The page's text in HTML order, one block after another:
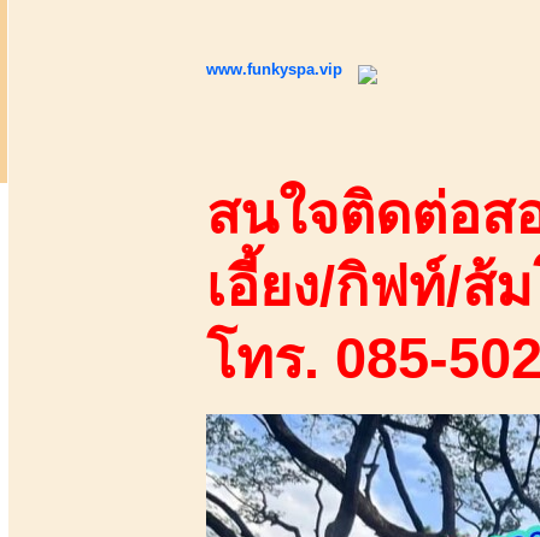
www.funkyspa.vip
สนใจติดต่อส
เอี้ยง/กิฟท์/ส้
โทร. 085-